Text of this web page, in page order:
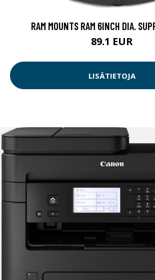
RAM MOUNTS RAM 6INCH DIA.
89.1 EUR
LISÄTIETOJA